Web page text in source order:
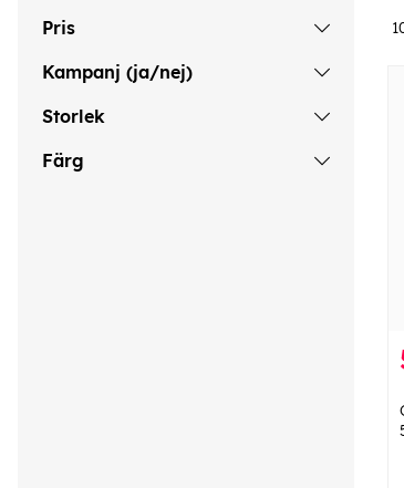
Pris
Kampanj (ja/nej)
Storlek
Färg